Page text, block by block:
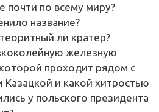
почти по всему миру?
название?
ли кратер?
железную
проходит рядом с
Казацкой и какой хитростью
у польского президента